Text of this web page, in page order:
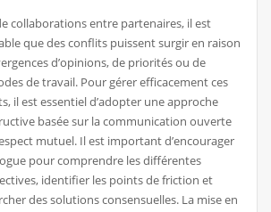
collaborations entre partenaires, il est
que des conflits puissent surgir en raison
d’opinions, de priorités ou de
de travail. Pour gérer efficacement ces
il est essentiel d’adopter une approche
basée sur la communication ouverte
mutuel. Il est important d’encourager
pour comprendre les différentes
identifier les points de friction et
des solutions consensuelles. La mise en